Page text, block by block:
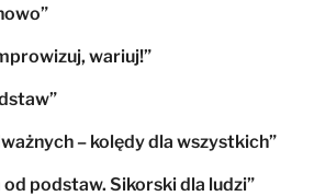
wariuj!”
– kolędy dla wszystkich”
podstaw. Sikorski dla ludzi”